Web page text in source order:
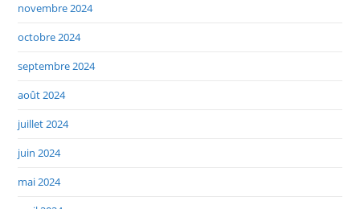
novembre 2024
octobre 2024
septembre 2024
août 2024
juillet 2024
juin 2024
mai 2024